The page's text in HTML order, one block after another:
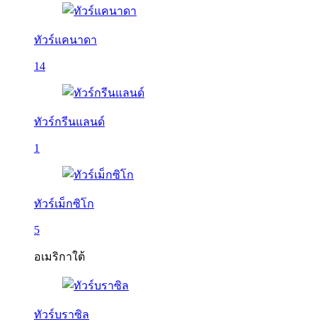
ทัวร์แคนาดา
14
ทัวร์กรีนแลนด์
1
ทัวร์เม็กซิโก
5
อเมริกาใต้
ทัวร์บราซิล